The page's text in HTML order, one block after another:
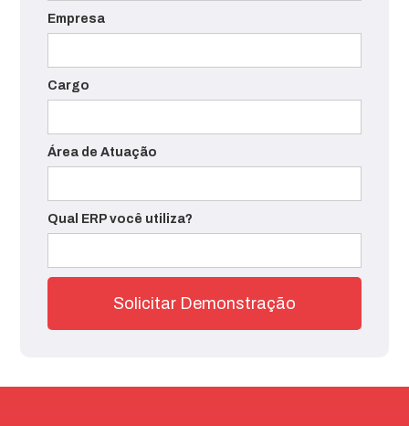
Empresa
Cargo
Área de Atuação
Qual ERP você utiliza?